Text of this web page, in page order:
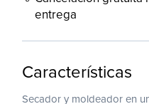
entrega
Características
Secador y moldeador en